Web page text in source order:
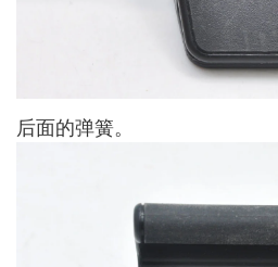
后面的弹簧。